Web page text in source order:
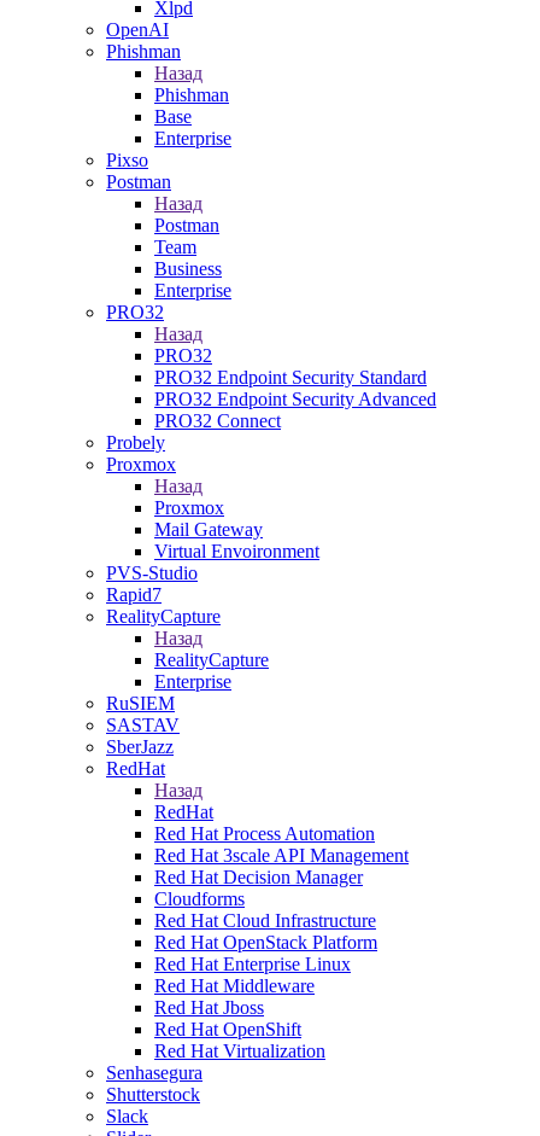
Xlpd
OpenAI
Phishman
Назад
Phishman
Base
Enterprise
Pixso
Postman
Назад
Postman
Team
Business
Enterprise
PRO32
Назад
PRO32
PRO32 Endpoint Security Standard
PRO32 Endpoint Security Advanced
PRO32 Connect
Probely
Proxmox
Назад
Proxmox
Mail Gateway
Virtual Envoironment
PVS-Studio
Rapid7
RealityCapture
Назад
RealityCapture
Enterprise
RuSIEM
SASTAV
SberJazz
RedHat
Назад
RedHat
Red Hat Process Automation
Red Hat 3scale API Management
Red Hat Decision Manager
Cloudforms
Red Hat Cloud Infrastructure
Red Hat OpenStack Platform
Red Hat Enterprise Linux
Red Hat Middleware
Red Hat Jboss
Red Hat OpenShift
Red Hat Virtualization
Senhasegura
Shutterstock
Slack